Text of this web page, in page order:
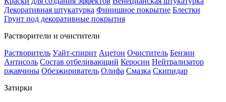
Декоративная штукатурка Финишное покрытие Блестки
Грунт под декоративные покрытия
Растворители и очистители
Растворитель Уайт-спирит Ацетон Очиститель Бензин
Антисоль Состав отбеливающий Керосин Нейтрализатор
ржавчины Обезжириватель Олифа Смазка Скипидар
Затирки